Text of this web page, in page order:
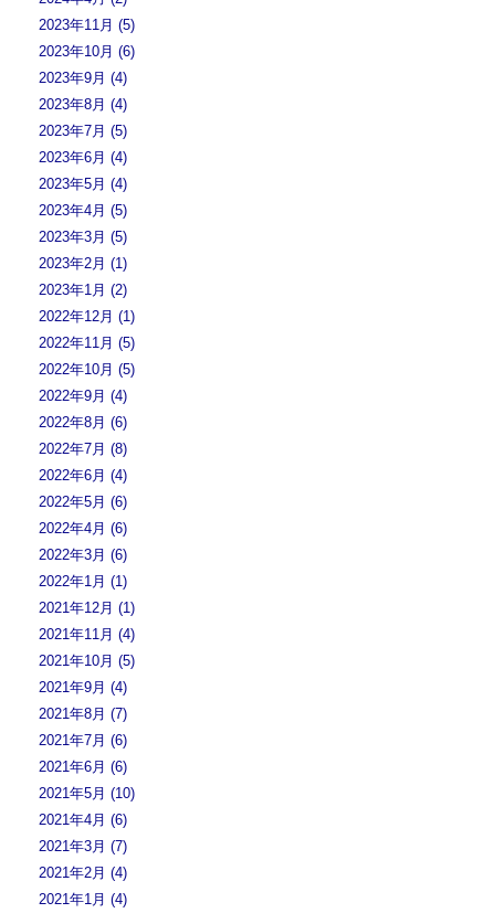
2023年11月 (5)
2023年10月 (6)
2023年9月 (4)
2023年8月 (4)
2023年7月 (5)
2023年6月 (4)
2023年5月 (4)
2023年4月 (5)
2023年3月 (5)
2023年2月 (1)
2023年1月 (2)
2022年12月 (1)
2022年11月 (5)
2022年10月 (5)
2022年9月 (4)
2022年8月 (6)
2022年7月 (8)
2022年6月 (4)
2022年5月 (6)
2022年4月 (6)
2022年3月 (6)
2022年1月 (1)
2021年12月 (1)
2021年11月 (4)
2021年10月 (5)
2021年9月 (4)
2021年8月 (7)
2021年7月 (6)
2021年6月 (6)
2021年5月 (10)
2021年4月 (6)
2021年3月 (7)
2021年2月 (4)
2021年1月 (4)